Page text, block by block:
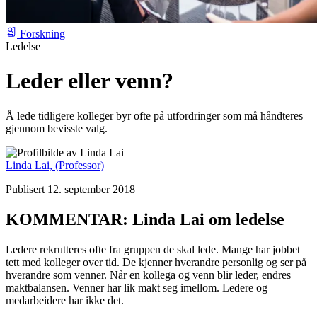
Forskning
Ledelse
Leder eller venn?
Å lede tidligere kolleger byr ofte på utfordringer som må håndteres
gjennom bevisste valg.
Linda Lai, (Professor)
Publisert 12. september 2018
KOMMENTAR: Linda Lai om ledelse
Ledere rekrutteres ofte fra gruppen de skal lede. Mange har jobbet
tett med kolleger over tid. De kjenner hverandre personlig og ser på
hverandre som venner. Når en kollega og venn blir leder, endres
maktbalansen. Venner har lik makt seg imellom. Ledere og
medarbeidere har ikke det.